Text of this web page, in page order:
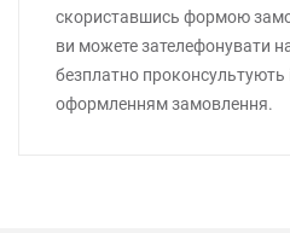
скориставшись формою
ви можете зателефонувати
безплатно проконсультують
оформленням замовлення.